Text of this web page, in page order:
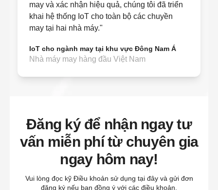
may và xác nhận hiệu quả, chúng tôi đã triển
khai hệ thống IoT cho toàn bộ các chuyền
may tại hai nhà máy."
IoT cho ngành may tại khu vực Đông Nam Á
Nhà máy may hàng đầu Việt Nam
Đăng ký để nhận ngay tư
vấn miễn phí từ chuyên gia
ngay hôm nay!
Vui lòng đọc kỹ Điều khoản sử dụng tại đây và gửi đơn
đăng ký nếu bạn đồng ý với các điều khoản.